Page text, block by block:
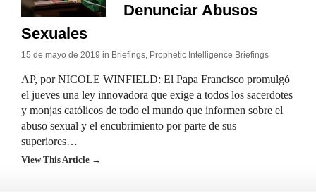
Denunciar Abusos
Sexuales
15 de mayo de 2019 in Briefings, Prophetic Intelligence Briefings
AP, por NICOLE WINFIELD: El Papa Francisco promulgó
el jueves una ley innovadora que exige a todos los sacerdotes
y monjas católicos de todo el mundo que informen sobre el
abuso sexual y el encubrimiento por parte de sus
superiores…
View This Article →